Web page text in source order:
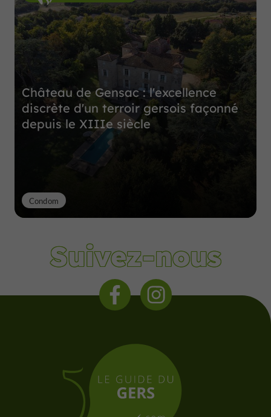
Château de Gensac : l'excellence
discrète d'un terroir gersois façonné
depuis le XIIIe siècle
Condom
Suivez-nous